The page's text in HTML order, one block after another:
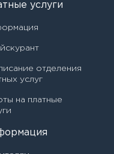
услуги
отделения
услуг
на платные